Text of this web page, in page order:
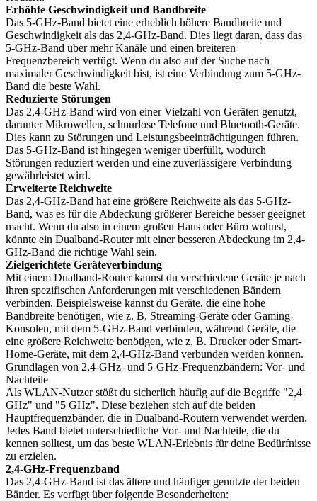
Erhöhte Geschwindigkeit und Bandbreite
Das 5-GHz-Band bietet eine erheblich höhere Bandbreite und
Geschwindigkeit als das 2,4-GHz-Band. Dies liegt daran, dass das
5-GHz-Band über mehr Kanäle und einen breiteren
Frequenzbereich verfügt. Wenn du also auf der Suche nach
maximaler Geschwindigkeit bist, ist eine Verbindung zum 5-GHz-
Band die beste Wahl.
Reduzierte Störungen
Das 2,4-GHz-Band wird von einer Vielzahl von Geräten genutzt,
darunter Mikrowellen, schnurlose Telefone und Bluetooth-Geräte.
Dies kann zu Störungen und Leistungsbeeinträchtigungen führen.
Das 5-GHz-Band ist hingegen weniger überfüllt, wodurch
Störungen reduziert werden und eine zuverlässigere Verbindung
gewährleistet wird.
Erweiterte Reichweite
Das 2,4-GHz-Band hat eine größere Reichweite als das 5-GHz-
Band, was es für die Abdeckung größerer Bereiche besser geeignet
macht. Wenn du also in einem großen Haus oder Büro wohnst,
könnte ein Dualband-Router mit einer besseren Abdeckung im 2,4-
GHz-Band die richtige Wahl sein.
Zielgerichtete Geräteverbindung
Mit einem Dualband-Router kannst du verschiedene Geräte je nach
ihren spezifischen Anforderungen mit verschiedenen Bändern
verbinden. Beispielsweise kannst du Geräte, die eine hohe
Bandbreite benötigen, wie z. B. Streaming-Geräte oder Gaming-
Konsolen, mit dem 5-GHz-Band verbinden, während Geräte, die
eine größere Reichweite benötigen, wie z. B. Drucker oder Smart-
Home-Geräte, mit dem 2,4-GHz-Band verbunden werden können.
Grundlagen von 2,4-GHz- und 5-GHz-Frequenzbändern: Vor- und
Nachteile
Als WLAN-Nutzer stößt du sicherlich häufig auf die Begriffe "2,4
GHz" und "5 GHz". Diese beziehen sich auf die beiden
Hauptfrequenzbänder, die in Dualband-Routern verwendet werden.
Jedes Band bietet unterschiedliche Vor- und Nachteile, die du
kennen solltest, um das beste WLAN-Erlebnis für deine Bedürfnisse
zu erzielen.
2,4-GHz-Frequenzband
Das 2,4-GHz-Band ist das ältere und häufiger genutzte der beiden
Bänder. Es verfügt über folgende Besonderheiten: